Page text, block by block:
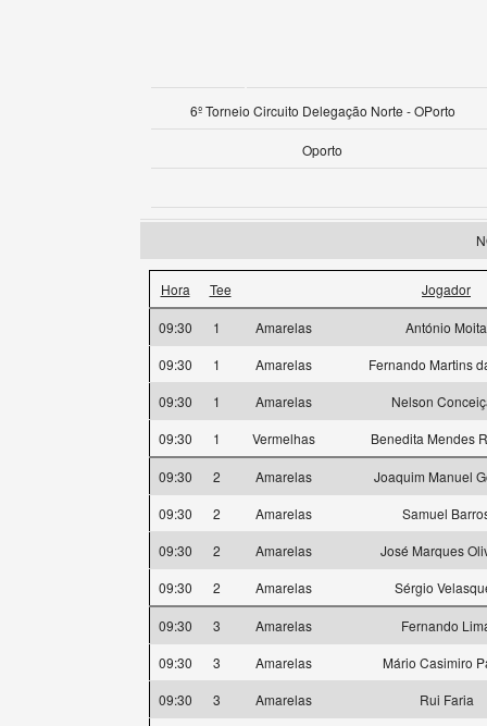
6º Torneio Circuito Delegação Norte - OPorto
Oporto
Hora Tee Jogador
09:30 1 Amarelas
António Moita
09:30
1 Amarelas
Fernando Martins
09:30
1 Amarelas
Nelson
09:30
1 Vermelhas Benedita Mendes
09:30 2 Amarelas
Joaquim Manuel
09:30
2 Amarelas
Samuel
09:30
2 Amarelas
José Marques
09:30
2 Amarelas Sérgio
09:30 3 Amarelas
Fernando
09:30
3 Amarelas
Mário Casimiro
09:30
3 Amarelas
Rui Faria